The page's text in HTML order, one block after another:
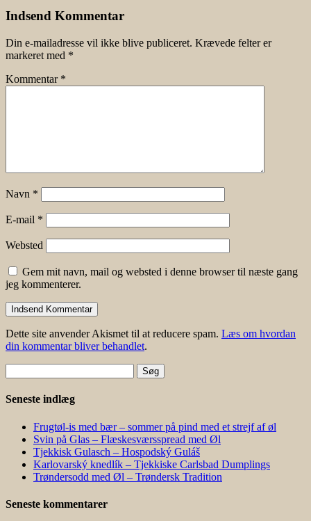
Indsend Kommentar
Din e-mailadresse vil ikke blive publiceret. Krævede felter er
markeret med *
Kommentar *
Navn *
E-mail *
Websted
Gem mit navn, mail og websted i denne browser til næste gang
jeg kommenterer.
Dette site anvender Akismet til at reducere spam. Læs om hvordan
din kommentar bliver behandlet.
efter:
Seneste indlæg
Frugtøl-is med bær – sommer på pind med et strejf af øl
Svin på Glas – Flæskesværsspread med Øl
Tjekkisk Gulasch – Hospodský Guláš
Karlovarský knedlík – Tjekkiske Carlsbad Dumplings
Trøndersodd med Øl – Trøndersk Tradition
Seneste kommentarer